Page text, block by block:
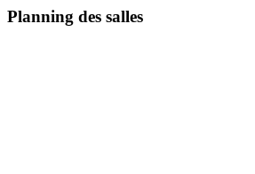
Planning des salles